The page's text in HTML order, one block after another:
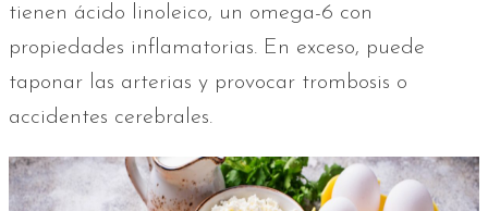
tienen ácido linoleico, un omega-6 con
propiedades inflamatorias. En exceso, puede
taponar las arterias y provocar trombosis o
accidentes cerebrales.